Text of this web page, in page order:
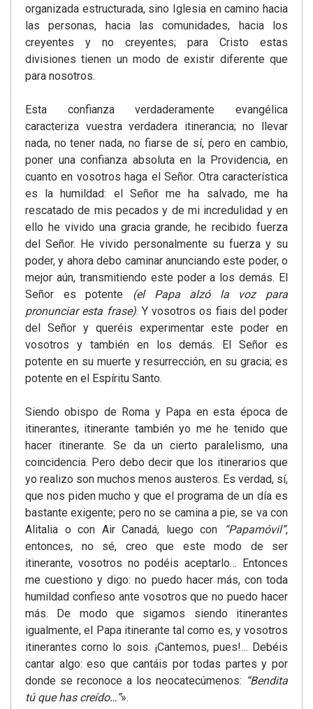
organizada estructurada, sino Iglesia en camino hacia
las personas, hacia las comunidades, hacia los
creyentes y no creyentes; para Cristo estas
divisiones tienen un modo de existir diferente que
para nosotros.
Esta confianza verdaderamente evangélica
caracteriza vuestra verdadera itinerancia; no llevar
nada, no tener nada, no fiarse de sí, pero en cambio,
poner una confianza absoluta en la Providencia, en
cuanto en vosotros haga el Señor. Otra característica
es la humildad: el Señor me ha salvado, me ha
rescatado de mis pecados y de mi incredulidad y en
ello he vivido una gracia grande, he recibido fuerza
del Señor. He vivido personalmente su fuerza y su
poder, y ahora debo caminar anunciando este poder, o
mejor aún, transmitiendo este poder a los demás. El
Señor es potente (el Papa alzó la voz para
pronunciar esta frase). Y vosotros os fiais del poder
del Señor y queréis experimentar este poder en
vosotros y también en los demás. El Señor es
potente en su muerte y resurrección, en su gracia; es
potente en el Espíritu Santo.
Siendo obispo de Roma y Papa en esta época de
itinerantes, itinerante también yo me he tenido que
hacer itinerante. Se da un cierto paralelismo, una
coincidencia. Pero debo decir que los itinerarios que
yo realizo son muchos menos austeros. Es verdad, sí,
que nos piden mucho y que el programa de un día es
bastante exigente; pero no se camina a pie, se va con
Alitalia o con Air Canadá, luego con
“Papamóvil”,
entonces, no sé, creo que este modo de ser
itinerante, vosotros no podéis aceptarlo… Entonces
me cuestiono y digo: no puedo hacer más, con toda
humildad confieso ante vosotros que no puedo hacer
más. De modo que sigamos siendo itinerantes
igualmente, el Papa itinerante tal como es, y vosotros
itinerantes corno lo sois. ¡Cantemos, pues!… Debéis
cantar algo: eso que cantáis por todas partes y por
donde se reconoce a los neocatecúmenos: “Bendita
tú que has creído…”».